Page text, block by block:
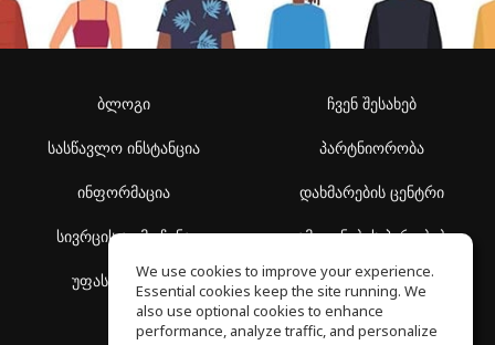
ბლოგი
სასწავლო ინსტანცია
ინფორმაცია
სივრცის აღმოჩენა
უფასო სკოლა
ჩვენ შესახებ
პარტნიორობა
დახმარების ცენტრი
გამოყენების პირობები
კონფიდენციალურობის
პოლიტიკა
We use cookies to improve your experience.
Essential cookies keep the site running. We
also use optional cookies to enhance
performance, analyze traffic, and personalize